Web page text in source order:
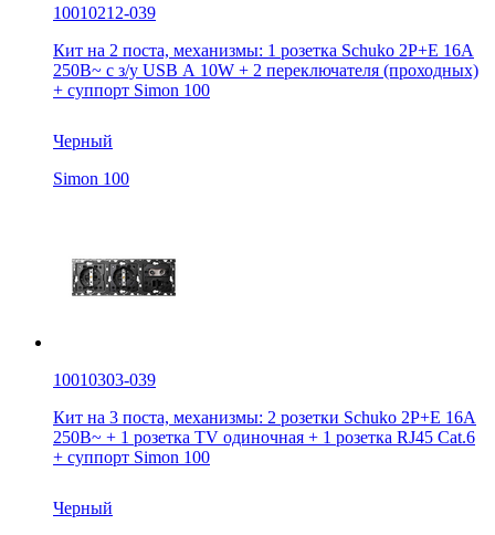
10010212-039
Кит на 2 поста, механизмы: 1 розетка Schuko 2Р+Е 16A
250В~ с з/у USB А 10W + 2 переключателя (проходных)
+ суппорт Simon 100
Черный
Simon 100
10010303-039
Кит на 3 поста, механизмы: 2 розетки Schuko 2Р+Е 16A
250В~ + 1 розетка TV одиночная + 1 розетка RJ45 Cat.6
+ суппорт Simon 100
Черный